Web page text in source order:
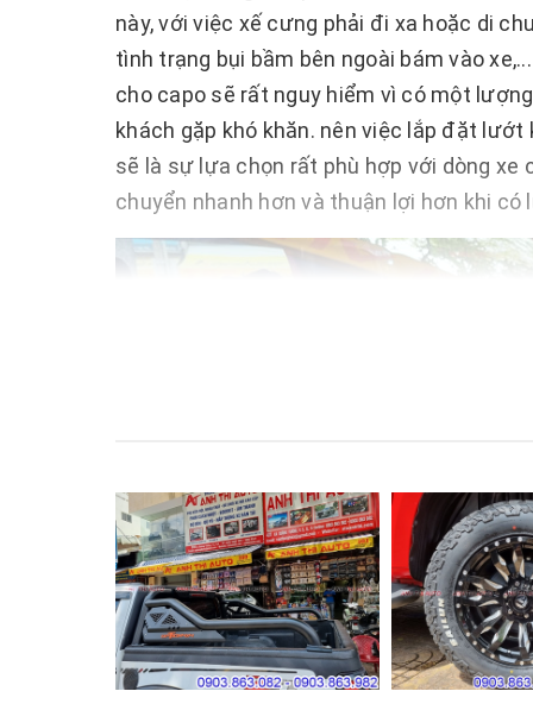
này, với việc xế cưng phải đi xa hoặc di
tình trạng bụi bầm bên ngoài bám vào
cho capo sẽ rất nguy hiểm vì có một
khách gặp khó khăn. nên việc lắp đặt
sẽ là sự lựa chọn rất phù hợp với dòng xe
chuyển nhanh hơn và thuận lợi hơn khi có